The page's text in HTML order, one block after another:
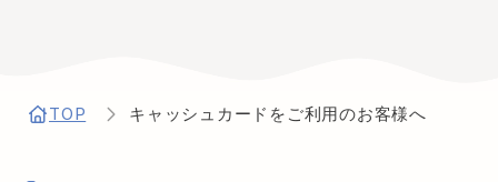
TOP キャッシュカードをご利用のお客様へ